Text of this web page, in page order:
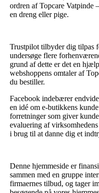
ordren af Topcare Vatpinde
en dreng eller pige.
Trustpilot tilbyder dig tilpas
undersøge flere
grund af dette er det en
webshoppens omtaler af
du bestiller.
Facebook indebærer
en idé om e-butikkens
forretninger som giver
evaluering af
i brug til at danne dig et
Denne hjemmeside er
sammen med en gruppe
firmaernes tilbud, og tager